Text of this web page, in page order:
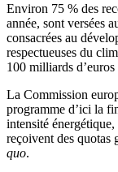
Environ 75 % des
année, sont versées
consacrées au
respectueuses du
100 milliards
La Commission
programme d’ici la
intensité
reçoivent des quotas
quo.